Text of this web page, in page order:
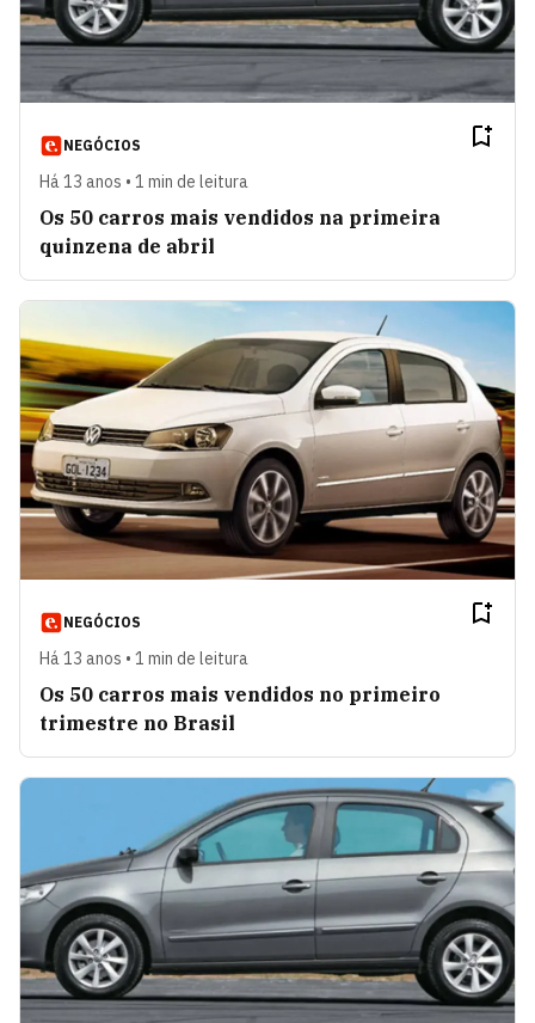
NEGÓCIOS
Há 13 anos • 1 min de leitura
Os 50 carros mais vendidos na primeira
quinzena de abril
NEGÓCIOS
Há 13 anos • 1 min de leitura
Os 50 carros mais vendidos no primeiro
trimestre no Brasil